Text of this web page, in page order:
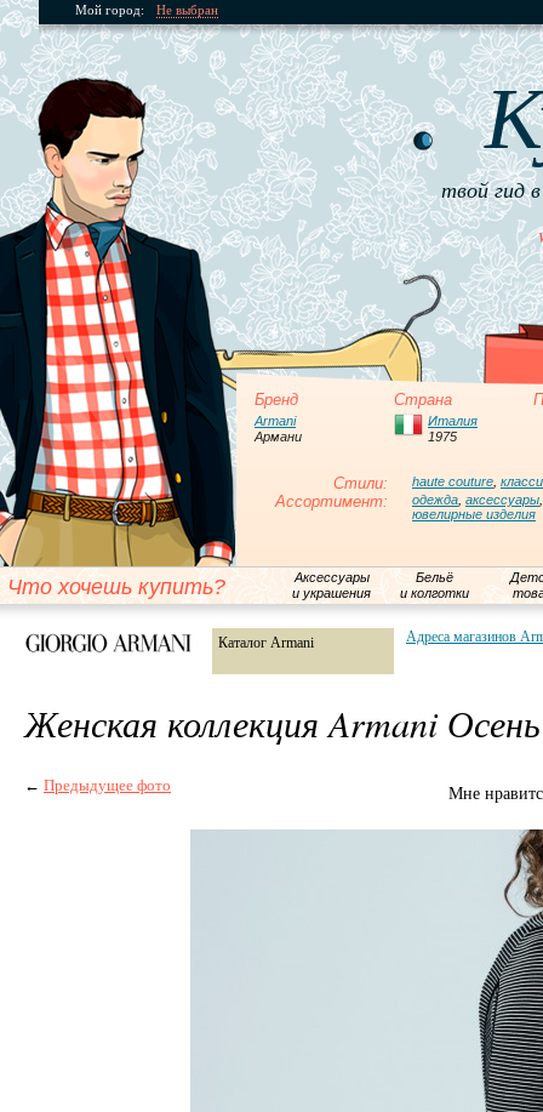
Мой город: Не выбран
твой гид
Бренд Страна
Armani
Армани
Италия
1975
Стили: haute couture
Ассортимент: одежда аксессуары
ювелирные изделия
Что хочешь купить?
Аксессуары
и украшения
Бельё
и колготки
Каталог Armani Адреса магазинов
Женская коллекция Armani
← Предыдущее фото Мне